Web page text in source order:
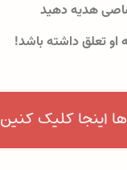
هدیه دهید
تعلق داشته باشد!
اینجا کلیک کنین